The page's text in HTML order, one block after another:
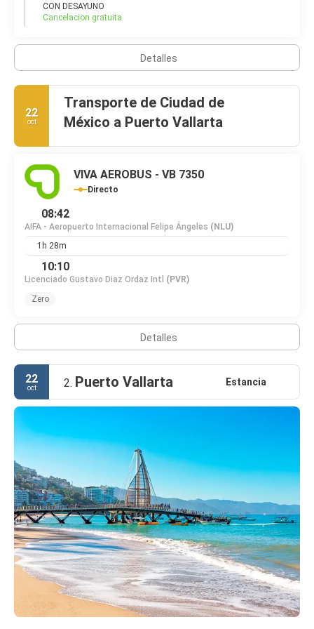
de los centros culturales más importantes de la humanidad.
arquitectura con encanto del viejo edad, raíces indias y
elegantes edificios. Para sorpresas, lugares de interés y un
CON DESAYUNO
Cancelacion gratuita
Detalles
22
oct
Transporte de Ciudad de
México a Puerto Vallarta
VIVA AEROBUS - VB 7350
Directo
08:42
AIFA - Aeropuerto Internacional Felipe Ángeles (NLU)
1h 28m
10:10
Licenciado Gustavo Diaz Ordaz Intl (PVR)
Zero
Detalles
22
oct 2. Puerto Vallarta Estancia